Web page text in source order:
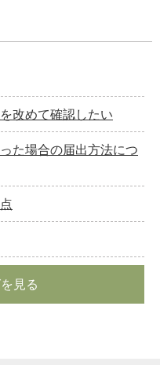
改めて確認したい
た場合の届出方法につ
見る